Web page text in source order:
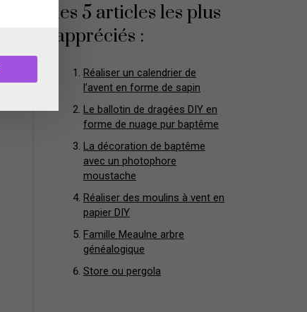
les 5 articles les plus
appréciés :
Réaliser un calendrier de
l’avent en forme de sapin
Le ballotin de dragées DIY en
forme de nuage pur baptême
La décoration de baptême
avec un photophore
moustache
Réaliser des moulins à vent en
papier DIY
Famille Meaulne arbre
généalogique
Store ou pergola